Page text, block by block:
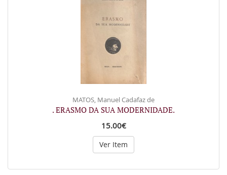
MATOS, Manuel Cadafaz de
. ERASMO DA SUA MODERNIDADE.
15.00€
Ver Item